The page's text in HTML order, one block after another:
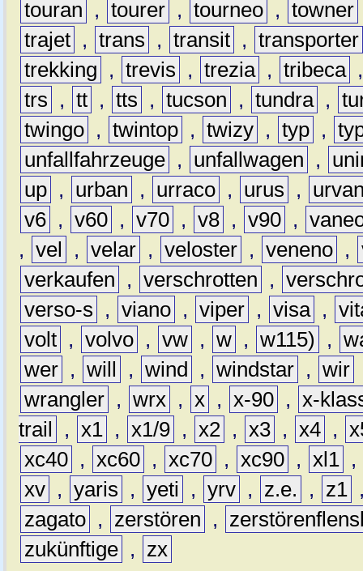
touran , tourer , tourneo , towner
trajet , trans , transit , transporter
trekking
, trevis , trezia , tribeca
trs
, tt , tts , tucson , tundra ,
twingo , twintop , twizy , typ ,
unfallfahrzeuge , unfallwagen ,
up , urban , urraco , urus ,
v6 , v60 , v70 , v8 , v90 ,
, vel , velar , veloster , veneno ,
verkaufen
, verschrotten ,
verso-s
, viano , viper , visa ,
volt , volvo , vw , w , w115) ,
wer , will , wind , windstar , wir
wrangler , wrx , x , x-90 , x-
trail
, x1 , x1/9 , x2 , x3 , x4 ,
xc40 , xc60 , xc70 , xc90 , xl1 ,
xv , yaris , yeti , yrv , z.e. , z1
zagato , zerstören ,
zukünftige , zx